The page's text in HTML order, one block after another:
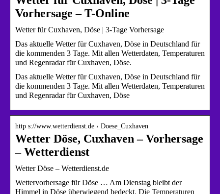
Vorhersage – T-Online
Wetter für Cuxhaven, Döse | 3-Tage Vorhersage
Das aktuelle Wetter für Cuxhaven, Döse in Deutschland für
die kommenden 3 Tage. Mit allen Wetterdaten, Temperaturen
und Regenradar für Cuxhaven, Döse.
Das aktuelle Wetter für Cuxhaven, Döse in Deutschland für
die kommenden 3 Tage. Mit allen Wetterdaten, Temperaturen
und Regenradar für Cuxhaven, Döse
http s://www.wetterdienst.de › Doese_Cuxhaven
Wetter Döse, Cuxhaven – Vorhersage
– Wetterdienst
Wetter Döse – Wetterdienst.de
Wettervorhersage für Döse … Am Dienstag bleibt der
Himmel in Döse überwiegend bedeckt. Die Temperaturen